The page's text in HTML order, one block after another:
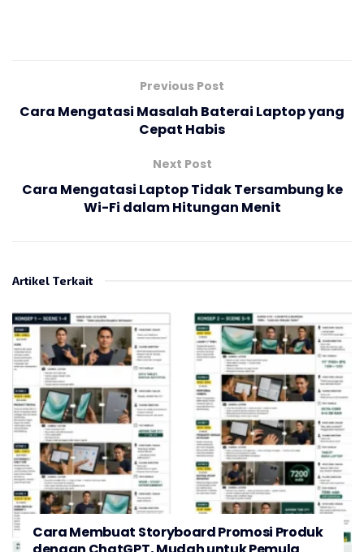
Previous Post
Cara Mengatasi Masalah Baterai Laptop yang
Cepat Habis
Next Post
Cara Mengatasi Laptop Tidak Tersambung ke
Wi-Fi dalam Hitungan Menit
Artikel Terkait
Cara Membuat Storyboard Promosi Produk